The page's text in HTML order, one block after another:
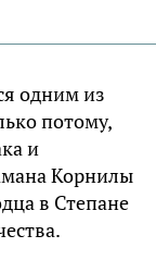
одним из
потому,
и
Корнилы
в Степане